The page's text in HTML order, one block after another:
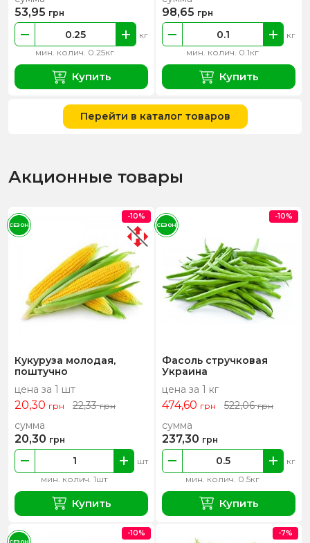
мин. колич. 0.25кг
кг
53,95 грн
Купить
мин. колич. 0.1кг
кг
98,65 грн
Купить
Перейти в каталог товаров
Акционные товары
Кукуруза молодая,
поштучно
цена за 1 шт
20,30 грн 22,33грн
мин. колич. 1шт
шт
сумма
20,30 грн
Купить
-10%
СЕЗОН
Фасоль стручковая
Украина
цена за 1 кг
474,60 грн 522,06грн
мин. колич. 0.5кг
кг
сумма
237,30 грн
Купить
-10%
СЕЗОН
-10%
СЕЗОН
-7%